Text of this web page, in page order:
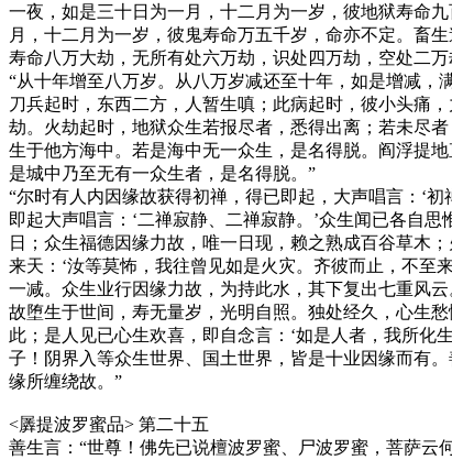
一夜，如是三十日为一月，十二月为一岁，彼地狱寿命
月，十二月为一岁，彼鬼寿命万五千岁，命亦不定。畜
寿命八万大劫，无所有处六万劫，识处四万劫，空处二
“从十年增至八万岁。从八万岁减还至十年，如是增减，
刀兵起时，东西二方，人暂生嗔；此病起时，彼小头痛
劫。火劫起时，地狱众生若报尽者，悉得出离；若未尽
生于他方海中。若是海中无一众生，是名得脱。阎浮提
是城中乃至无有一众生者，是名得脱。”
“尔时有人内因缘故获得初禅，得已即起，大声唱言：‘
即起大声唱言：‘二禅寂静、二禅寂静。’众生闻已各自
日；众生福德因缘力故，唯一日现，赖之熟成百谷草木
来天：‘汝等莫怖，我往曾见如是火灾。齐彼而止，不至
一减。众生业行因缘力故，为持此水，其下复出七重风
故堕生于世间，寿无量岁，光明自照。独处经久，心生
此；是人见已心生欢喜，即自念言：‘如是人者，我所化
子！阴界入等众生世界、国土世界，皆是十业因缘而有
缘所缠绕故。”
<羼提波罗蜜品> 第二十五
善生言：“世尊！佛先已说檀波罗蜜、尸波罗蜜，菩萨